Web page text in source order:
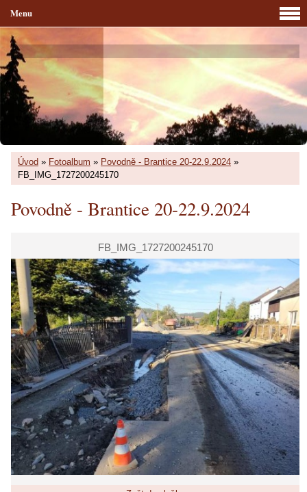
Úvod » Fotoalbum » Povodně - Brantice 20-22.9.2024 »
FB_IMG_1727200245170
Povodně - Brantice 20-22.9.2024
FB_IMG_1727200245170
Menu